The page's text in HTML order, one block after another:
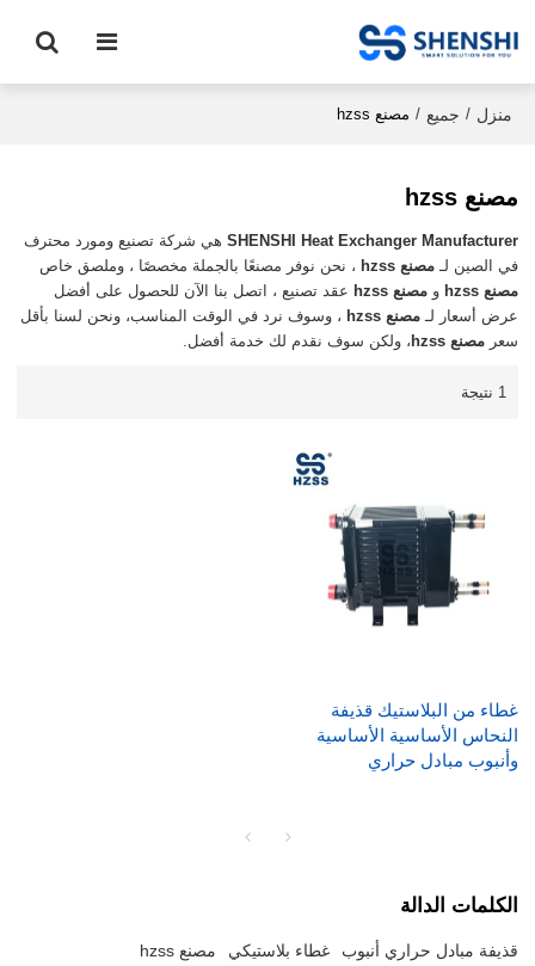
منزل / جميع / مصنع hzss
مصنع hzss
SHENSHI Heat Exchanger Manufacturer​ هي شركة تصنيع ومورد محترف
في الصين لـمصنع hzss
، نحن نوفر مصنعًا بالجملة مخصصًا ، وملصق خاص
مصنع hzss
ومصنع hzss
عقد تصنيع ، اتصل بنا الآن للحصول على أفضل
عرض أسعار لـمصنع hzss
، وسوف نرد في الوقت المناسب، ونحن لسنا بأقل
سعرمصنع hzss ، ولكن سوف نقدم لك خدمة أفضل.
1 نتيجة
غطاء من البلاستيك قذيفة
النحاس الأساسية الأساسية
وأنبوب مبادل حراري
الكلمات الدالة
قذيفة مبادل حراري أنبوب غطاء بلاستيكي مصنع hzss